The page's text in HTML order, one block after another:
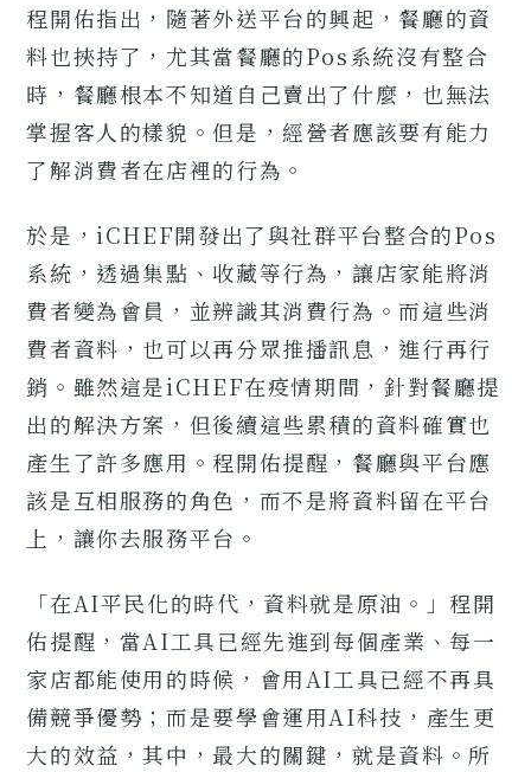
程開佑指出，隨著外送平台的興起，餐廳的資
料也挾持了，尤其當餐廳的Pos系統沒有整合
時，餐廳根本不知道自己賣出了什麼，也無法
掌握客人的樣貌。但是，經營者應該要有能力
了解消費者在店裡的行為。
於是，iCHEF開發出了與社群平台整合的Pos
系統，透過集點、收藏等行為，讓店家能將消
費者變為會員，並辨識其消費行為。而這些消
費者資料，也可以再分眾推播訊息，進行再行
銷。雖然這是iCHEF在疫情期間，針對餐廳提
出的解決方案，但後續這些累積的資料確實也
產生了許多應用。程開佑提醒，餐廳與平台應
該是互相服務的角色，而不是將資料留在平台
上，讓你去服務平台。
「在AI平民化的時代，資料就是原油。」程開
佑提醒，當AI工具已經先進到每個產業、每一
家店都能使用的時候，會用AI工具已經不再具
備競爭優勢；而是要學會運用AI科技，產生更
大的效益，其中，最大的關鍵，就是資料。所